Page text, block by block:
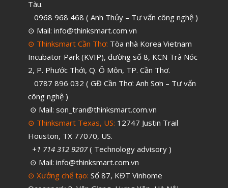
Tàu.
0968 968 468 ( Anh Thủy – Tư vấn công nghệ )
⊙ Mail: info@thinksmart.com.vn
⊙ Thinksmart Cần Thơ: Tòa nhà Korea Vietnam
Incubator Park (KVIP), đường số 8, KCN Trà Nóc
2, P. Phước Thới, Q. Ô Môn, TP. Cần Thơ.
0787 896 032 ( GĐ Cần Thơ: Anh Sơn – Tư vấn
công nghệ )
⊙ Mail: son_tran@thinksmart.com.vn
⊙ Thinksmart Texas, US: 12747 Justin Trail
Houston, TX 77070, US.
+1 714 312 9207( Technology advisory )
⊙ Mail: info@thinksmart.com.vn
⊙ Xưởng chế tạo: Số 87, KĐT Vinhome